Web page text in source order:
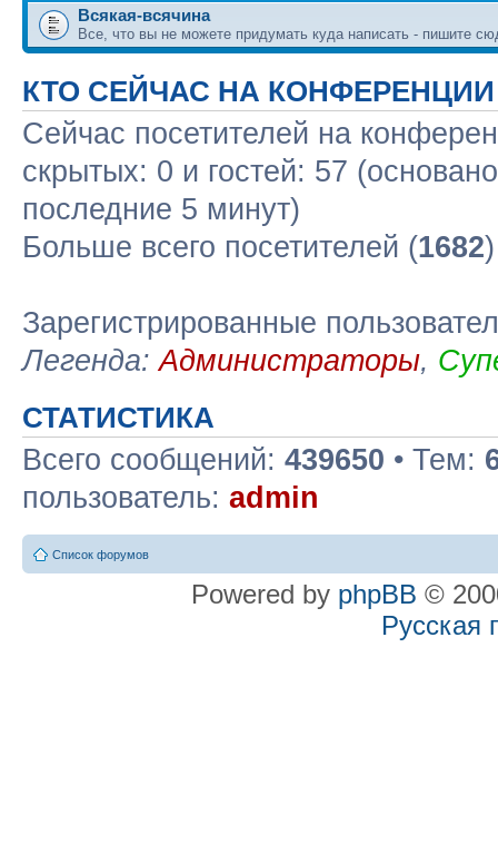
Всякая-всячина
Все, что вы не можете придумать куда написать - пишите
КТО СЕЙЧАС НА КОНФЕРЕНЦИИ
Сейчас посетителей на
скрытых: 0 и гостей: 57
последние 5 минут)
Больше всего посетителей (1682
Зарегистрированные
Легенда:Администраторы,
СТАТИСТИКА
Всего сообщений: 439650 • Тем:
пользователь: admin
Список форумов
Powered by phpBB ©
Русская